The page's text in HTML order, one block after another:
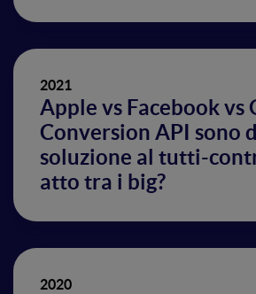
2021
Apple vs Facebook vs
Conversion API sono
soluzione al tutti-
atto tra i big?
2020